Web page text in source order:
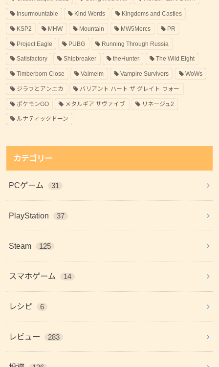
Insurmountable Kind Words Kingdoms and Castles
KSP2 MHW Mountain MW5Mercs PR
Project Eagle PUBG Running Through Russia
Satisfactory Shipbreaker theHunter The Wild Eight
Timberborn Close Valmeim Vampire Survivors WoWs
ジラフとアンニカ バリアント ハート ザ グレイト ウォー
ポケモンGO メタルギア サヴァイヴ リネージュ2
ルナティックドーン
カテゴリー
PCゲーム 31
PlayStation 37
Steam 125
スマホゲーム 14
レシピ 6
レビュー 283